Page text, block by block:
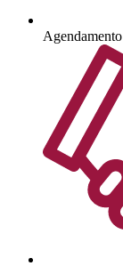
Agendamento